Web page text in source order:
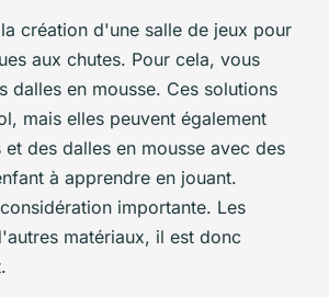
création d'une salle de jeux pour
aux chutes. Pour cela, vous
en mousse. Ces solutions
mais elles peuvent également
des dalles en mousse avec des
à apprendre en jouant.
importante. Les
matériaux, il est donc